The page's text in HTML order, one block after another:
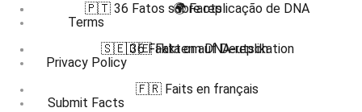
Terms
Privacy Policy
Submit Facts
🇵🇹 36 Fatos sobre replicação de DNA
🇸🇪 36 Fakta om DNA-replikation
🌍 Facts
🇩🇪 Fakten auf Deutsch
🇫🇷 Faits en français